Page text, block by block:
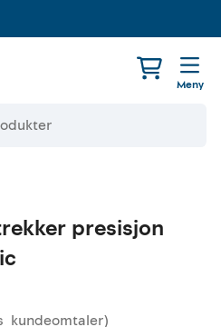
Meny
presisjon
kundeomtaler)